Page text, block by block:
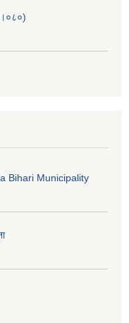
Bihari Municipality